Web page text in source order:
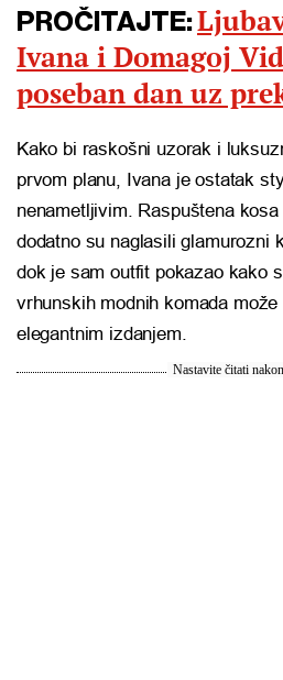
PROČITAJTE:
Ivana i Domagoj
poseban dan uz
Kako bi raskošni uzorak i
prvom planu, Ivana je ostatak
nenametljivim. Raspuštena
dodatno su naglasili glamurozni
dok je sam outfit pokazao kako
vrhunskih modnih komada
elegantnim izdanjem.
Nastavite čitati